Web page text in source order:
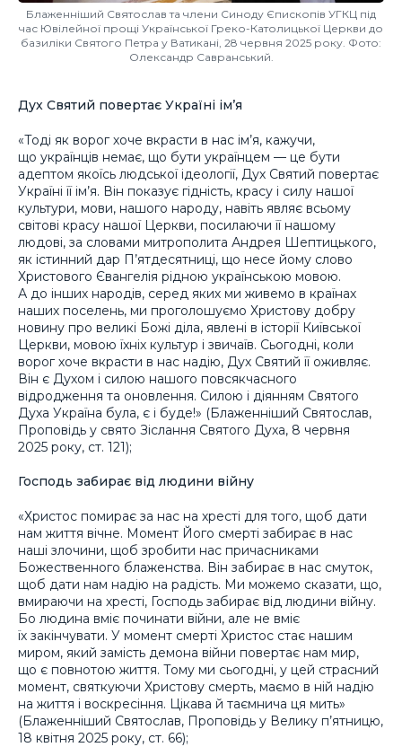
Блаженніший Святослав та члени Синоду Єпископів УГКЦ під
час Ювілейної прощі Української Греко-Католицької Церкви до
базиліки Святого Петра у Ватикані, 28 червня 2025 року. Фото:
Олександр Савранський.
Дух Святий повертає Україні ім’я
«Тоді як ворог хоче вкрасти в нас ім’я, кажучи,
що українців немає, що бути українцем — це бути
адептом якоїсь людської ідеології, Дух Святий повертає
Україні її ім’я. Він показує гідність, красу і силу нашої
культури, мови, нашого народу, навіть являє всьому
світові красу нашої Церкви, посилаючи її нашому
людові, за словами митрополита Андрея Шептицького,
як істинний дар П’ятдесятниці, що несе йому слово
Христового Євангелія рідною українською мовою.
А до інших народів, серед яких ми живемо в країнах
наших поселень, ми проголошуємо Христову добру
новину про великі Божі діла, явлені в історії Київської
Церкви, мовою їхніх культур і звичаїв. Сьогодні, коли
ворог хоче вкрасти в нас надію, Дух Святий її оживляє.
Він є Духом і силою нашого повсякчасного
відродження та оновлення. Силою і діянням Святого
Духа Україна була, є і буде!» (Блаженніший Святослав,
Проповідь у свято Зіслання Святого Духа, 8 червня
2025 року, ст. 121);
Господь забирає від людини війну
«Христос помирає за нас на хресті для того, щоб дати
нам життя вічне. Момент Його смерті забирає в нас
наші злочини, щоб зробити нас причасниками
Божественного блаженства. Він забирає в нас смуток,
щоб дати нам надію на радість. Ми можемо сказати, що,
вмираючи на хресті, Господь забирає від людини війну.
Бо людина вміє починати війни, але не вміє
їх закінчувати. У момент смерті Христос стає нашим
миром, який замість демона війни повертає нам мир,
що є повнотою життя. Тому ми сьогодні, у цей страсний
момент, святкуючи Христову смерть, маємо в ній надію
на життя і воскресіння. Цікава й таємнича ця мить»
(Блаженніший Святослав, Проповідь у Велику п’ятницю,
18 квітня 2025 року, ст. 66);